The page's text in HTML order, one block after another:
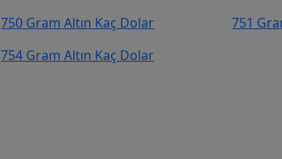
750 Gram Altın Kaç Dolar 751
754 Gram Altın Kaç Dolar